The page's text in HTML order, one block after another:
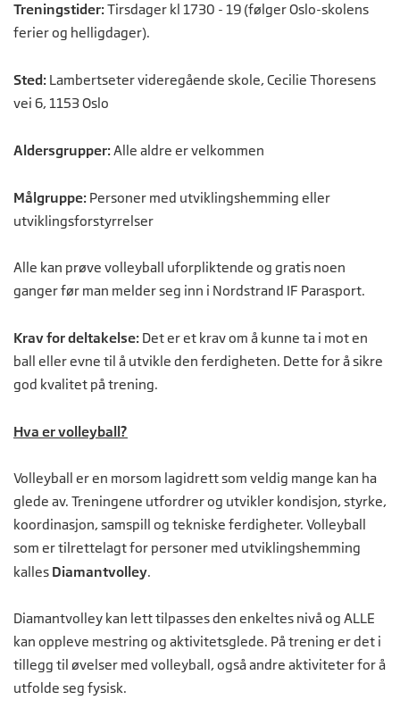
Treningstider:Tirsdager kl 1730 - 19 (følger Oslo-skolens
ferier og helligdager).
Sted: Lambertseter videregående skole, Cecilie Thoresens
vei 6, 1153 Oslo
Aldersgrupper:Alle aldre er velkommen
Målgruppe: Personer med utviklingshemming eller
utviklingsforstyrrelser
Alle kan prøve volleyball uforpliktende og gratis noen
ganger før man melder seg inn i Nordstrand IF Parasport.
Krav for deltakelse: Det er et krav om å kunne ta i mot en
ball eller evne til å utvikle den ferdigheten. Dette for å sikre
god kvalitet på trening.
Hva er volleyball?
Volleyball er en morsom lagidrett som veldig mange kan ha
glede av. Treningene utfordrer og utvikler kondisjon, styrke,
koordinasjon, samspill og tekniske ferdigheter. Volleyball
som er tilrettelagt for personer med utviklingshemming
kalles Diamantvolley.
Diamantvolley kan lett tilpasses den enkeltes nivå og ALLE
kan oppleve mestring og aktivitetsglede. På trening er det i
tillegg til øvelser med volleyball, også andre aktiviteter for å
utfolde seg fysisk.